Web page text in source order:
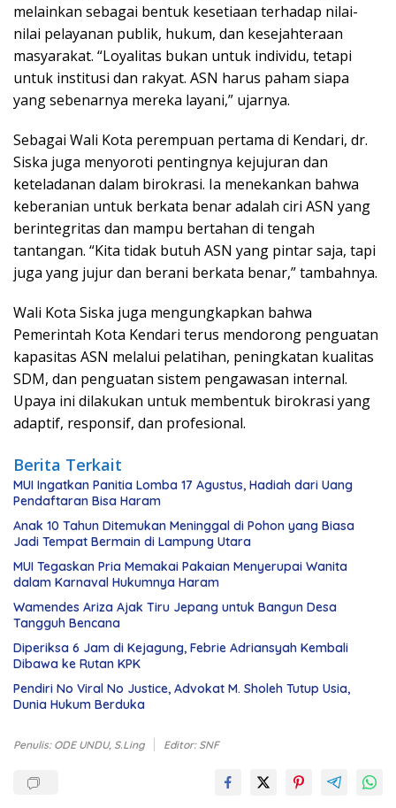
melainkan sebagai bentuk kesetiaan terhadap nilai-
nilai pelayanan publik, hukum, dan kesejahteraan
masyarakat. “Loyalitas bukan untuk individu, tetapi
untuk institusi dan rakyat. ASN harus paham siapa
yang sebenarnya mereka layani,” ujarnya.
Sebagai Wali Kota perempuan pertama di Kendari, dr.
Siska juga menyoroti pentingnya kejujuran dan
keteladanan dalam birokrasi. Ia menekankan bahwa
keberanian untuk berkata benar adalah ciri ASN yang
berintegritas dan mampu bertahan di tengah
tantangan. “Kita tidak butuh ASN yang pintar saja, tapi
juga yang jujur dan berani berkata benar,” tambahnya.
Wali Kota Siska juga mengungkapkan bahwa
Pemerintah Kota Kendari terus mendorong penguatan
kapasitas ASN melalui pelatihan, peningkatan kualitas
SDM, dan penguatan sistem pengawasan internal.
Upaya ini dilakukan untuk membentuk birokrasi yang
adaptif, responsif, dan profesional.
Berita Terkait
MUI Ingatkan Panitia Lomba 17 Agustus, Hadiah dari Uang
Pendaftaran Bisa Haram
Anak 10 Tahun Ditemukan Meninggal di Pohon yang Biasa
Jadi Tempat Bermain di Lampung Utara
MUI Tegaskan Pria Memakai Pakaian Menyerupai Wanita
dalam Karnaval Hukumnya Haram
Wamendes Ariza Ajak Tiru Jepang untuk Bangun Desa
Tangguh Bencana
Diperiksa 6 Jam di Kejagung, Febrie Adriansyah Kembali
Dibawa ke Rutan KPK
Pendiri No Viral No Justice, Advokat M. Sholeh Tutup Usia,
Dunia Hukum Berduka
Penulis: ODE UNDU, S.Ling Editor: SNF